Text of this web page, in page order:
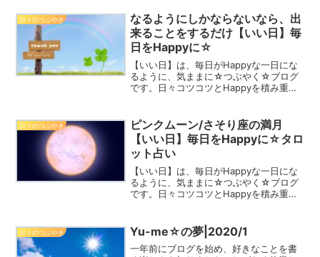
日々のつぶやき
なるようにしかならないなら、出
来ることをするだけ【いい日】毎
日をHappyに☆
【いい日】は、毎日がHappyな一日にな
るように、気ままに☆つぶやく☆ブログ
です。日々コツコツとHappyを積み重ね
謝・誠実Happy☆つぶやき昨夜は、あま
り眠...
日々のつぶやき
ピンクムーン/さそり座の満月
【いい日】毎日をHappyに☆タロ
ット占い
【いい日】は、毎日がHappyな一日にな
るように、気ままに☆つぶやく☆ブログ
です。日々コツコツとHappyを積み重ね
せ（幸福）・繊細・援助Happy☆つぶや
き...
日々のつぶやき Yu-me☆の夢|2020/1
一年前にブログを始め、好きなことを書